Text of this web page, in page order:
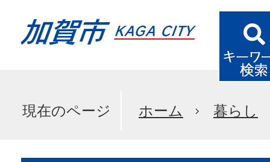
現在のページ ホーム 暮らし